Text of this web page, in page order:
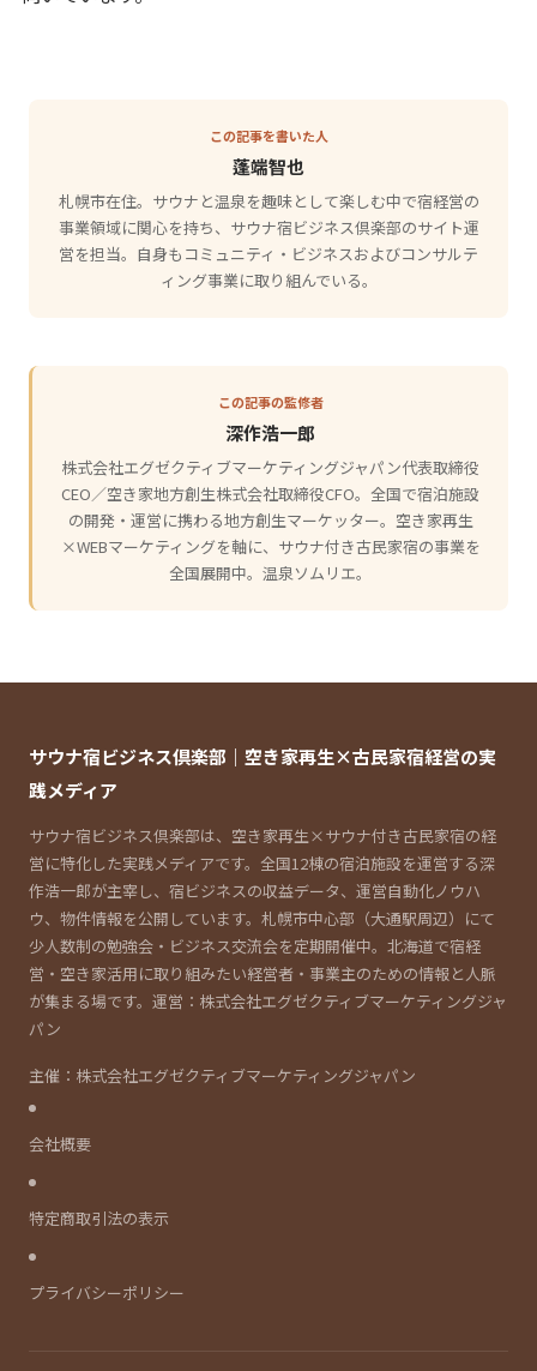
この記事を書いた人
蓬端智也
札幌市在住。サウナと温泉を趣味として楽しむ中で宿経営の
事業領域に関心を持ち、サウナ宿ビジネス倶楽部のサイト運
営を担当。自身もコミュニティ・ビジネスおよびコンサルテ
ィング事業に取り組んでいる。
この記事の監修者
深作浩一郎
株式会社エグゼクティブマーケティングジャパン代表取締役
CEO／空き家地方創生株式会社取締役CFO。全国で宿泊施設
の開発・運営に携わる地方創生マーケッター。空き家再生
×WEBマーケティングを軸に、サウナ付き古民家宿の事業を
全国展開中。温泉ソムリエ。
サウナ宿ビジネス倶楽部｜空き家再生×古民家宿経営の実
践メディア
サウナ宿ビジネス倶楽部は、空き家再生×サウナ付き古民家宿の経
営に特化した実践メディアです。全国12棟の宿泊施設を運営する深
作浩一郎が主宰し、宿ビジネスの収益データ、運営自動化ノウハ
ウ、物件情報を公開しています。札幌市中心部（大通駅周辺）にて
少人数制の勉強会・ビジネス交流会を定期開催中。北海道で宿経
営・空き家活用に取り組みたい経営者・事業主のための情報と人脈
が集まる場です。運営：株式会社エグゼクティブマーケティングジャ
パン
主催：株式会社エグゼクティブマーケティングジャパン
会社概要
特定商取引法の表示
プライバシーポリシー